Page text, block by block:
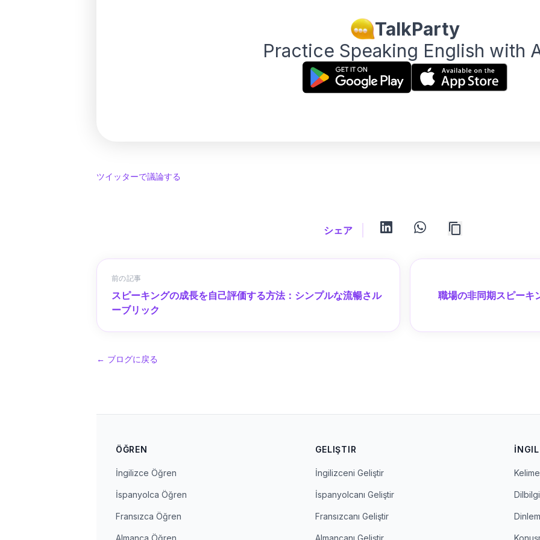
TalkParty
Practice Speaking English with
ツイッターで議論する
シェア linkedin whatsapp
前の記事
スピーキングの成長を自己評価する方法：シンプルな流暢さル
ーブリック
職場の非同期スピーキ
← ブログに戻る
ÖĞREN
İngilizce Öğren
İspanyolca Öğren
Fransızca Öğren
GELIŞTIR
İngilizceni Geliştir
İspanyolcanı Geliştir
Fransızcanı Geliştir